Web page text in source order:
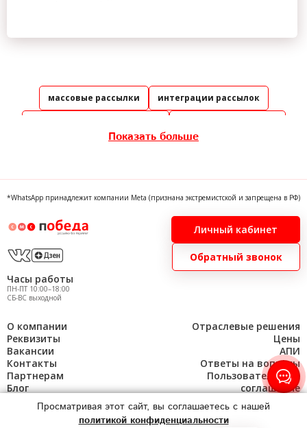
массовые рассылки интеграции рассылок
1с массовая рассылка шлюз для рассылки смс
рассылка коммерческих предложений
база для рассылки сообщений
по базе оператора
рассылки в мессенджеры
cервис отправок cмс
автоматические уведомления инструмент маркетинга
Показать больше
*WhatsApp принадлежит компании Meta (признана экстремистской и запрещена в РФ)
Часы работы
ПН-ПТ 10:00–18:00
СБ-ВС выходной
О компании
Реквизиты
Вакансии
Контакты
Партнерам
Блог
Отраслевые решения
Цены
АПИ
Ответы на вопросы
Пользовательское
соглашение
Личный кабинет
Обратный звонок
Просматривая этот сайт, вы соглашаетесь с нашей
политикой конфиденциальности